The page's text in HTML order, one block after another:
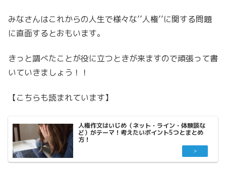
みなさんはこれからの人生で様々な’’人権’’に関する問題
に直面するとおもいます。
きっと調べたことが役に立つときが来ますので頑張って書
いていきましょう！！
【こちらも読まれています】
人権作文はいじめ（ネット・ライン・体験談な
ど）がテーマ！考えたいポイント5つとまとめ
方！